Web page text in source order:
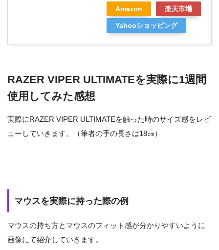
Amazon 楽天市場
Yahooショッピング
RAZER VIPER ULTIMATEを実際に1週間
使用してみた感想
実際にRAZER VIPER ULTIMATEを触った時のサイズ感をレビ
ューしていきます。（筆者の手の長さは18㎝）
マウスを実際に持った際の例
マウスの持ち方とマウスのフィット感が分かりやすいように
画像にて紹介していきます。